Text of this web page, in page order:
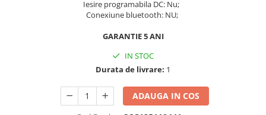
Iesire programabila DC: Nu;
Conexiune bluetooth: NU;
GARANTIE 5 ANI
IN STOC
Durata de livrare: 1
ADAUGA IN COS